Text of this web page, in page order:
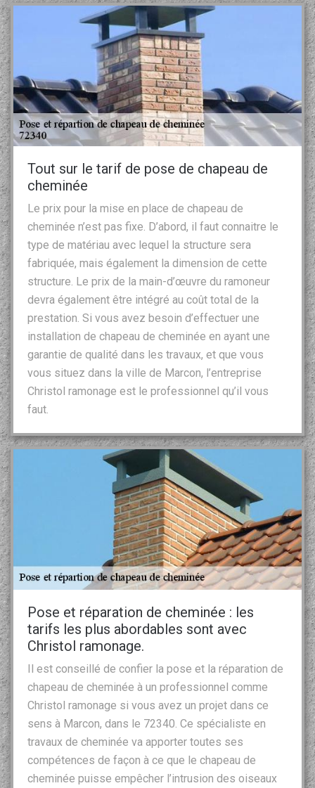
Tout sur le tarif de pose de chapeau de
cheminée
Le prix pour la mise en place de chapeau de
cheminée n’est pas fixe. D’abord, il faut connaitre le
type de matériau avec lequel la structure sera
fabriquée, mais également la dimension de cette
structure. Le prix de la main-d’œuvre du ramoneur
devra également être intégré au coût total de la
prestation. Si vous avez besoin d’effectuer une
installation de chapeau de cheminée en ayant une
garantie de qualité dans les travaux, et que vous
vous situez dans la ville de Marcon, l’entreprise
Christol ramonage est le professionnel qu’il vous
faut.
Pose et réparation de cheminée : les
tarifs les plus abordables sont avec
Christol ramonage.
Il est conseillé de confier la pose et la réparation de
chapeau de cheminée à un professionnel comme
Christol ramonage si vous avez un projet dans ce
sens à Marcon, dans le 72340. Ce spécialiste en
travaux de cheminée va apporter toutes ses
compétences de façon à ce que le chapeau de
cheminée puisse empêcher l’intrusion des oiseaux